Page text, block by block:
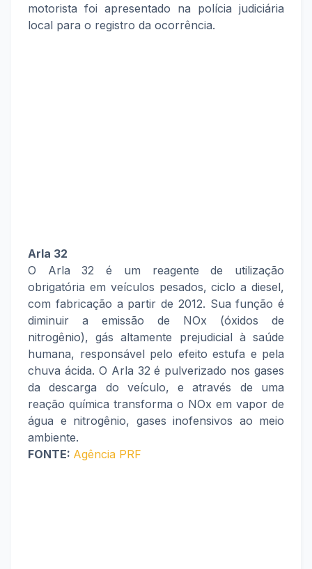
motorista foi apresentado na polícia judiciária
local para o registro da ocorrência.
Arla 32
O Arla 32 é um reagente de utilização
obrigatória em veículos pesados, ciclo a diesel,
com fabricação a partir de 2012. Sua função é
diminuir a emissão de NOx (óxidos de
nitrogênio), gás altamente prejudicial à saúde
humana, responsável pelo efeito estufa e pela
chuva ácida. O Arla 32 é pulverizado nos gases
da descarga do veículo, e através de uma
reação química transforma o NOx em vapor de
água e nitrogênio, gases inofensivos ao meio
ambiente.
FONTE: Agência PRF